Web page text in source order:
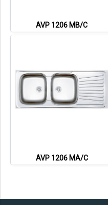
AVP 1206 MB/C
AVP 1206 MA/C